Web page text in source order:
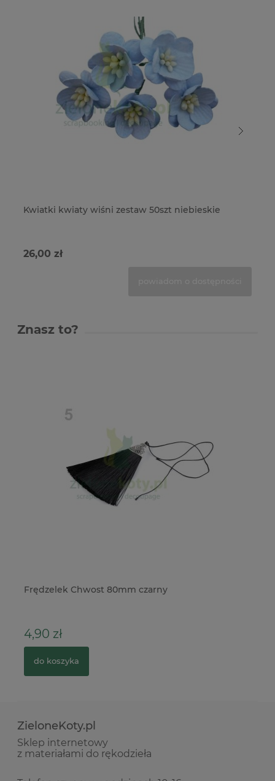
Kwiatki kwiaty wiśni zestaw 50szt niebieskie
26,00 zł
Znasz to?
Frędzelek Chwost 80mm czarny
4,90 zł
do koszyka
ZieloneKoty.pl
Sklep internetowy
z materiałami do rękodzieła